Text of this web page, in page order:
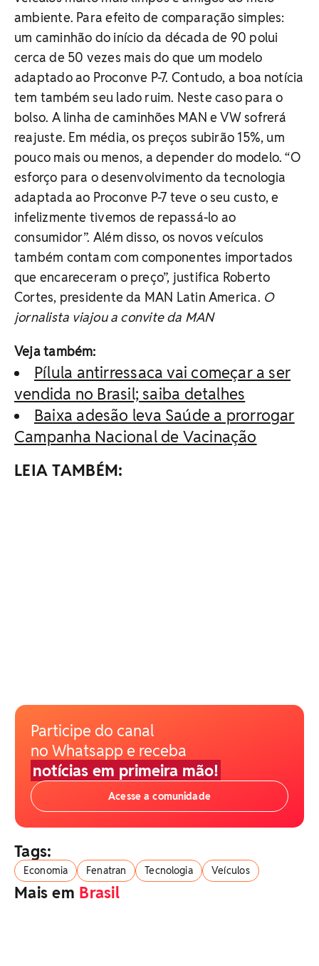
ambiente. Para efeito de comparação simples:
um caminhão do início da década de 90 polui
cerca de 50 vezes mais do que um modelo
adaptado ao Proconve P-7. Contudo, a boa notícia
tem também seu lado ruim. Neste caso para o
bolso. A linha de caminhões MAN e VW sofrerá
reajuste. Em média, os preços subirão 15%, um
pouco mais ou menos, a depender do modelo. “O
esforço para o desenvolvimento da tecnologia
adaptada ao Proconve P-7 teve o seu custo, e
infelizmente tivemos de repassá-lo ao
consumidor”. Além disso, os novos veículos
também contam com componentes importados
que encareceram o preço”, justifica Roberto
Cortes, presidente da MAN Latin America. O
jornalista viajou a convite da MAN
Veja também:
Pílula antirressaca vai começar a ser
vendida no Brasil; saiba detalhes
Baixa adesão leva Saúde a prorrogar
Campanha Nacional de Vacinação
LEIA TAMBÉM:
Participe do canal
no Whatsapp e receba
notícias em primeira mão!
Acesse a comunidade
Tags:
Economia Fenatran Tecnologia Veículos
Mais em Brasil